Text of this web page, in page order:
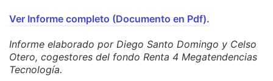
Ver Informe completo (Documento en Pdf).
Informe elaborado por Diego Santo Domingo y Celso
Otero, cogestores del fondo Renta 4 Megatendencias
Tecnología.